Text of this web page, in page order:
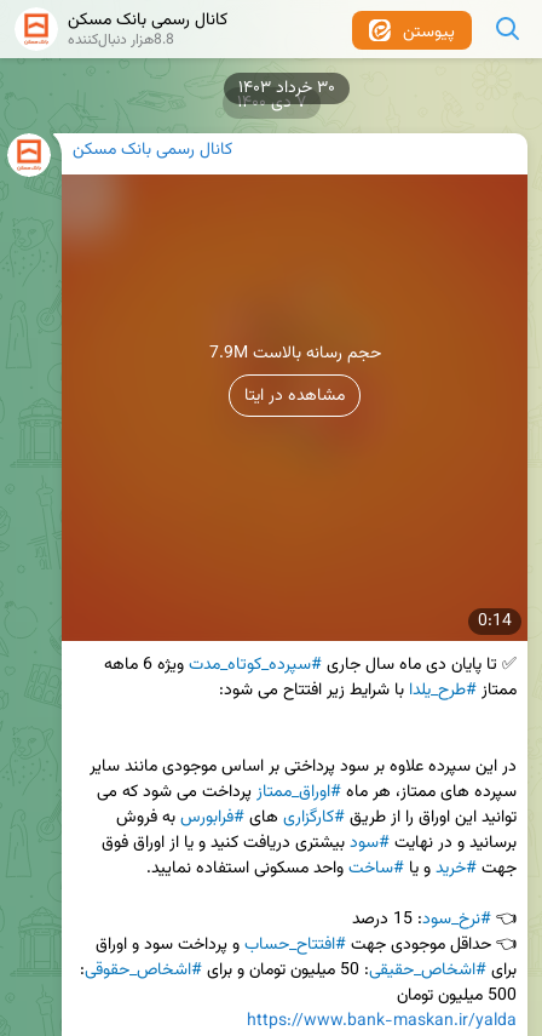
۳۰ خرداد ۱۴۰۳
پیوستن کانال رسمی بانک مسکن
8.8هزار دنبال‌کننده
کانال رسمی بانک مسکن
0:14
7.9M حجم رسانه بالاست
مشاهده در ایتا
✅ تا پایان دی ماه سال جاری #سپرده_کوتاه_مدت
ممتاز #طرح_یلدا
سپرده های ممتاز، هر ماه #اوراق_ممتاز
توانید این اوراق را از طریق #کارگزاری های #فرابورس
برسانید و در نهایت #سود
جهت #خرید و یا #ساخت
👈 #نرخ_سود
👈 حداقل موجودی جهت #افتتاح_حساب
برای #اشخاص_حقیقی: 50 میلیون تومان و برای #اشخاص_حقوقی
500 میلیون تومان
https://www.bank-maskan.ir/yalda
۷ دی ۱۴۰۰